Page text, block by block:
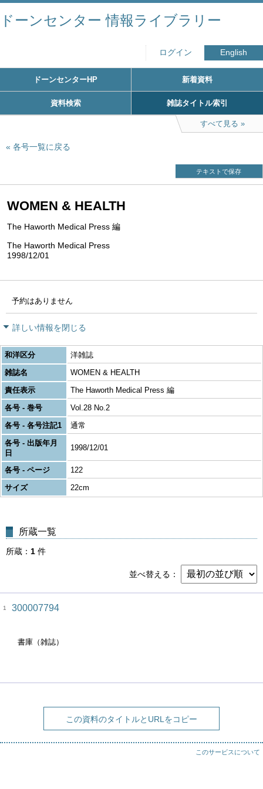
ドーンセンター 情報ライブラリー
ログイン English
ドーンセンターHP 新着資料
資料検索 雑誌タイトル索引
すべて見る
各号一覧に戻る
テキストで保存
WOMEN & HEALTH
The Haworth Medical Press 編
The Haworth Medical Press
1998/12/01
予約はありません
詳しい情報を閉じる
和洋区分
洋雑誌
雑誌名
WOMEN & HEALTH
責任表示
The Haworth Medical Press 編
各号 - 巻号
Vol.28 No.2
各号 - 各号注記1
通常
各号 - 出版年月
日
1998/12/01
各号 - ページ
122
サイズ
22cm
所蔵一覧
所蔵 1 件
並べ替える
1 300007794
書庫（雑誌）
この資料のタイトルとURLをコピー
このサービスについて